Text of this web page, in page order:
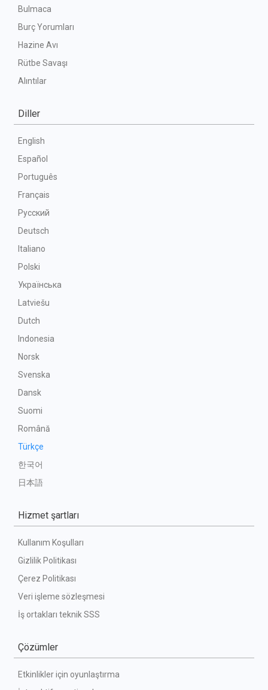
Bulmaca
Burç Yorumları
Hazine Avı
Rütbe Savaşı
Alıntılar
Diller
English
Español
Português
Français
Русский
Deutsch
Italiano
Polski
Українська
Latviešu
Dutch
Indonesia
Norsk
Svenska
Dansk
Suomi
Română
Türkçe
한국어
日本語
Hizmet şartları
Kullanım Koşulları
Gizlilik Politikası
Çerez Politikası
Veri işleme sözleşmesi
İş ortakları teknik SSS
Çözümler
Etkinlikler için oyunlaştırma